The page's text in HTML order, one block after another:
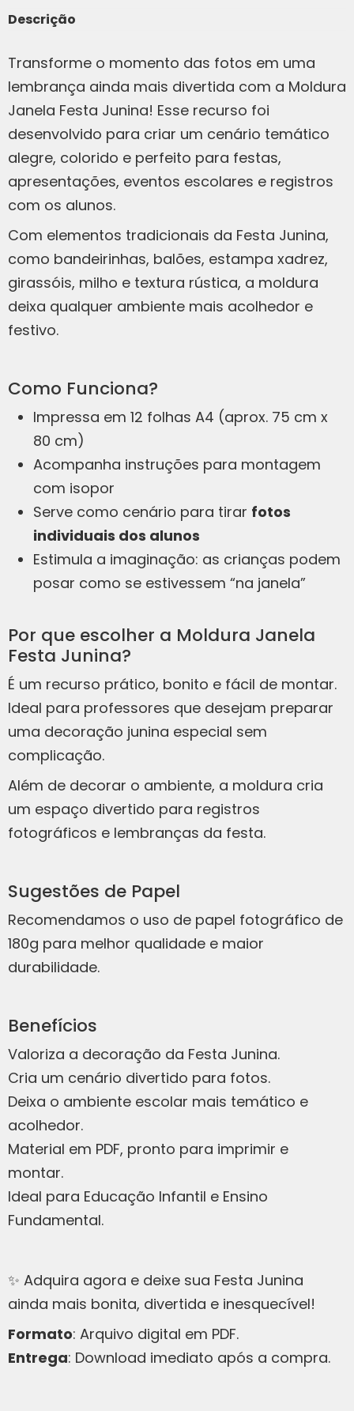
Descrição
Transforme o momento das fotos em uma
lembrança ainda mais divertida com a Moldura
Janela Festa Junina! Esse recurso foi
desenvolvido para criar um cenário temático
alegre, colorido e perfeito para festas,
apresentações, eventos escolares e registros
com os alunos.
Com elementos tradicionais da Festa Junina,
como bandeirinhas, balões, estampa xadrez,
girassóis, milho e textura rústica, a moldura
deixa qualquer ambiente mais acolhedor e
festivo.
Como Funciona?
Impressa em 12 folhas A4 (aprox. 75 cm x
80 cm)
Acompanha instruções para montagem
com isopor
Serve como cenário para tirar fotos
individuais dos alunos
Estimula a imaginação: as crianças podem
posar como se estivessem “na janela”
Por que escolher a Moldura Janela
Festa Junina?
É um recurso prático, bonito e fácil de montar.
Ideal para professores que desejam preparar
uma decoração junina especial sem
complicação.
Além de decorar o ambiente, a moldura cria
um espaço divertido para registros
fotográficos e lembranças da festa.
Sugestões de Papel
Recomendamos o uso de papel fotográfico de
180g para melhor qualidade e maior
durabilidade.
Benefícios
Valoriza a decoração da Festa Junina.
Cria um cenário divertido para fotos.
Deixa o ambiente escolar mais temático e
acolhedor.
Material em PDF, pronto para imprimir e
montar.
Ideal para Educação Infantil e Ensino
Fundamental.
✨ Adquira agora e deixe sua Festa Junina
ainda mais bonita, divertida e inesquecível!
Formato: Arquivo digital em PDF.
Entrega: Download imediato após a compra.